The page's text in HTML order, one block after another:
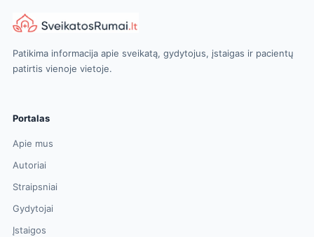
Patikima informacija apie sveikatą, gydytojus, įstaigas ir pacientų
patirtis vienoje vietoje.
Portalas
Apie mus
Autoriai
Straipsniai
Gydytojai
Įstaigos